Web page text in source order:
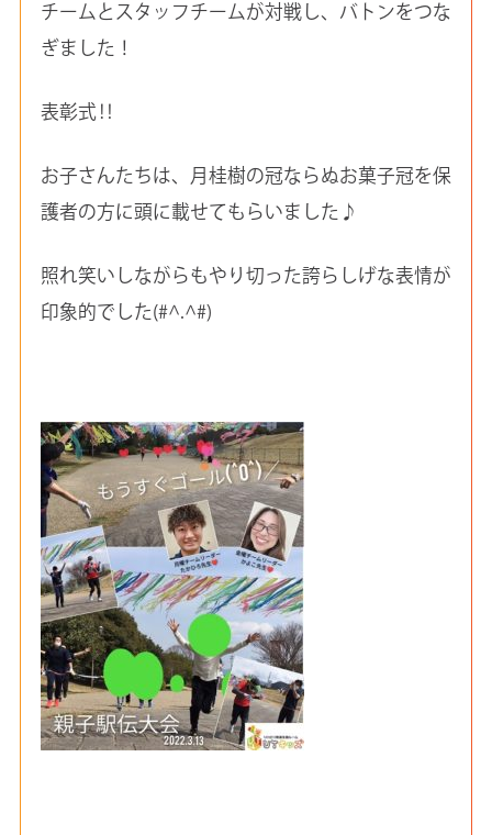
チームとスタッフチームが対戦し、バトンをつな
ぎました！
表彰式‼
お子さんたちは、月桂樹の冠ならぬお菓子冠を保
護者の方に頭に載せてもらいました♪
照れ笑いしながらもやり切った誇らしげな表情が
印象的でした(#^.^#)